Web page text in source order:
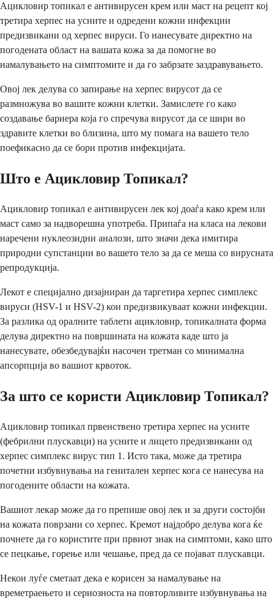
Ацикловир топикал е антивирусен крем или маст на рецепт кој
третира херпес на усните и одредени кожни инфекции
предизвикани од херпес вируси. Го нанесувате директно на
погодената област на вашата кожа за да помогне во
намалувањето на симптомите и да го забрзате заздравувањето.
Овој лек делува со запирање на херпес вирусот да се
размножува во вашите кожни клетки. Замислете го како
создавање бариера која го спречува вирусот да се шири во
здравите клетки во близина, што му помага на вашето тело
поефикасно да се бори против инфекцијата.
Што е Ацикловир Топикал?
Ацикловир топикал е антивирусен лек кој доаѓа како крем или
маст само за надворешна употреба. Припаѓа на класа на лекови
наречени нуклеозидни аналози, што значи дека имитира
природни супстанции во вашето тело за да се меша со вирусната
репродукција.
Лекот е специјално дизајниран да таргетира херпес симплекс
вируси (HSV-1 и HSV-2) кои предизвикуваат кожни инфекции.
За разлика од оралните таблети ацикловир, топикалната форма
делува директно на површината на кожата каде што ја
нанесувате, обезбедувајќи насочен третман со минимална
апсорпција во вашиот крвоток.
За што се користи Ацикловир Топикал?
Ацикловир топикал првенствено третира херпес на усните
(фебрилни плускавци) на усните и лицето предизвикани од
херпес симплекс вирус тип 1. Исто така, може да третира
почетни избувнувања на генитален херпес кога се нанесува на
погодените области на кожата.
Вашиот лекар може да го препише овој лек и за други состојби
на кожата поврзани со херпес. Кремот најдобро делува кога ќе
почнете да го користите при првиот знак на симптоми, како што
се пецкање, горење или чешање, пред да се појават плускавци.
Некои луѓе сметаат дека е корисен за намалување на
времетраењето и сериозноста на повторливите избувнувања на